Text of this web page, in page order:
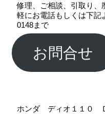
修理、ご相談、引取り、
軽にお電話もしくは下記
0148まで
お問合せ
ホンダ ディオ１１０